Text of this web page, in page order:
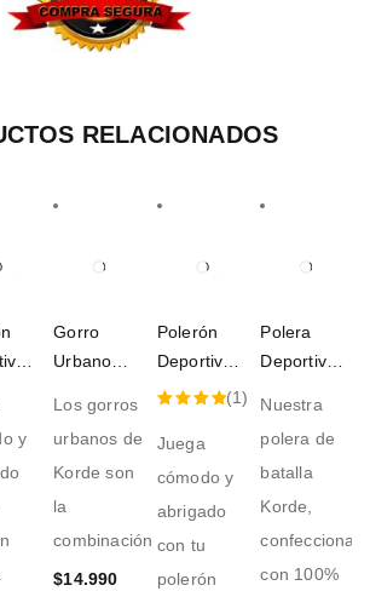
RELACIONADOS
y
Gorro
Urbano
Los gorros
urbanos de
Korde son
la
combinación
$14.990
Polerón
Deportivo
Korde
Valorado
5
(1)
Juega
cómodo y
abrigado
con tu
polerón
Polera
Deportiva
Nuestra
polera de
batalla
Korde,
con 100%